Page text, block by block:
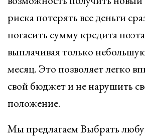
риска потерять все деньги
погасить сумму кредита
выплачивая только
месяц. Это позволяет легко
свой бюджет и не нарушить
положение.
Мы предлагаем Выбрать